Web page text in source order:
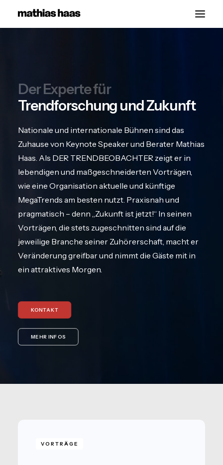
Über
Kontakt
Der Experte für
Trendforschung und Zukunft
Nationale und internationale Bühnen sind das
Zuhause von Keynote Speaker und Berater Mathias
Haas. Als DER TRENDBEOBACHTER zeigt er in
lebendigen und maßgeschneiderten Vorträgen,
wie eine Organisation aktuelle und künftige
MegaTrends am besten nutzt. Praxisnah und
pragmatisch – denn „Zukunft ist jetzt!“ In seinen
Vorträgen, die stets zugeschnitten sind auf die
jeweilige Branche seiner Zuhörerschaft, macht er
Veränderung greifbar und nimmt die Gäste mit in
ein attraktives Morgen.
KONTAKT
MEHR INFOS
VORTRÄGE